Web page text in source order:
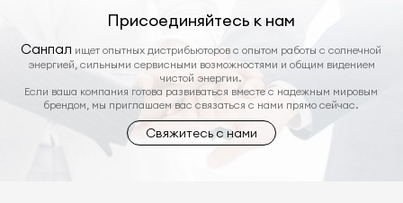
Присоединяйтесь к нам
Санпал ищет опытных дистрибьюторов с опытом работы с солнечной
энергией, сильными сервисными возможностями и общим видением
чистой энергии.
Если ваша компания готова развиваться вместе с надежным мировым
брендом, мы приглашаем вас связаться с нами прямо сейчас.
Свяжитесь с нами